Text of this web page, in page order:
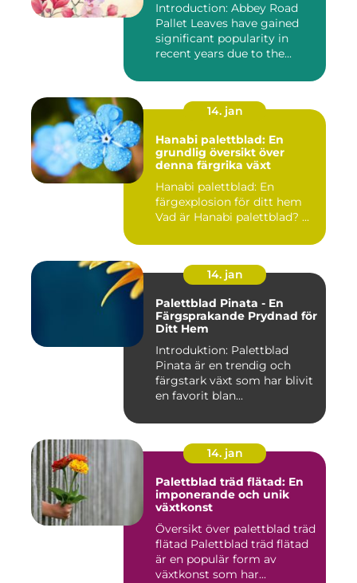
Introduction: Abbey Road
Pallet Leaves have gained
significant popularity in
recent years due to the...
14. jan
Hanabi palettblad: En
grundlig översikt över
denna färgrika växt
Hanabi palettblad: En
färgexplosion för ditt hem
Vad är Hanabi palettblad? ...
14. jan
Palettblad Pinata - En
Färgsprakande Prydnad för
Ditt Hem
Introduktion: Palettblad
Pinata är en trendig och
färgstark växt som har blivit
en favorit blan...
14. jan
Palettblad träd flätad: En
imponerande och unik
växtkonst
Översikt över palettblad träd
flätad Palettblad träd flätad
är en populär form av
växtkonst som har...